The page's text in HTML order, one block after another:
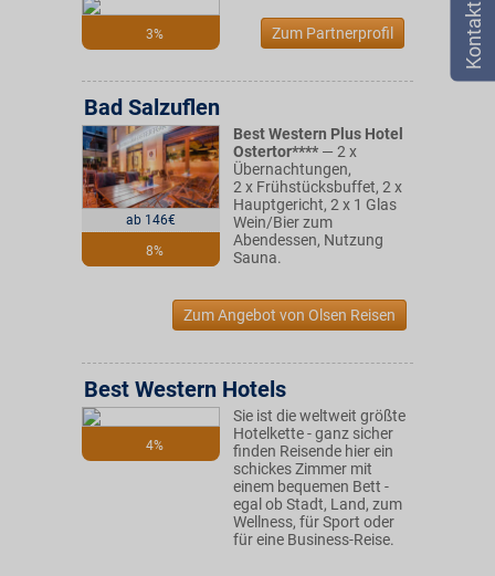
☎ 0800 - 279 25 82
3% Zum Partnerprofil
ab 146€
8%
Bad Salzuflen
Best Western Plus Hotel
Ostertor**** — 2 x
Übernachtungen,
2 x Frühstücksbuffet, 2 x
Hauptgericht, 2 x 1 Glas
Wein/Bier zum
Abendessen, Nutzung
Sauna.
Zum Angebot von Olsen Reisen
4%
Best Western Hotels
Sie ist die weltweit größte
Hotelkette - ganz sicher
finden Reisende hier ein
schickes Zimmer mit
einem bequemen Bett -
egal ob Stadt, Land, zum
Wellness, für Sport oder
für eine Business-Reise.